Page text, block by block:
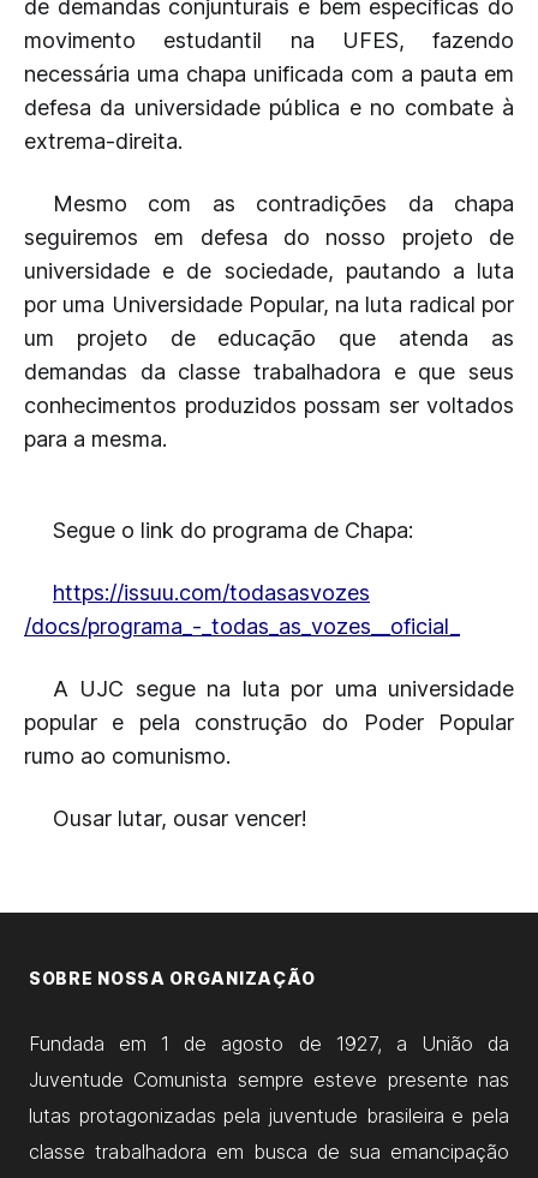
de demandas conjunturais e bem específicas do
movimento estudantil na UFES, fazendo
necessária uma chapa unificada com a pauta em
defesa da universidade pública e no combate à
extrema-direita.
Mesmo com as contradições da chapa
seguiremos em defesa do nosso projeto de
universidade e de sociedade, pautando a luta
por uma Universidade Popular, na luta radical por
um projeto de educação que atenda as
demandas da classe trabalhadora e que seus
conhecimentos produzidos possam ser voltados
para a mesma.
Segue o link do programa de Chapa:
https://issuu.com/todasasvozes
/docs/programa_-_todas_as_ vozes__oficial_
A UJC segue na luta por uma universidade
popular e pela construção do Poder Popular
rumo ao comunismo.
Ousar lutar, ousar vencer!
SOBRE NOSSA ORGANIZAÇÃO
Fundada em 1 de agosto de 1927, a União da
Juventude Comunista sempre esteve presente nas
lutas protagonizadas pela juventude brasileira e pela
classe trabalhadora em busca de sua emancipação